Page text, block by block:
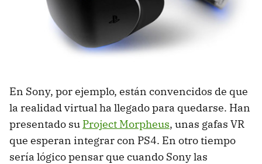
En Sony, por ejemplo, están convencidos de que
la realidad virtual ha llegado para quedarse. Han
presentado su Project Morpheus, unas gafas VR
que esperan integrar con PS4. En otro tiempo
sería lógico pensar que cuando Sony las